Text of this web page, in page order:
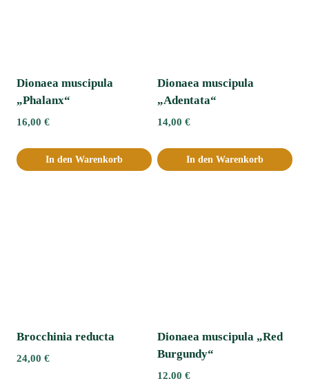
Dionaea muscipula
„Phalanx“
16,00 €
In den Warenkorb
Dionaea muscipula
„Adentata“ﾠ
14,00 €
In den Warenkorb
Brocchinia reducta
24,00 €
Dionaea muscipula „Red
Burgundy“
12,00 €